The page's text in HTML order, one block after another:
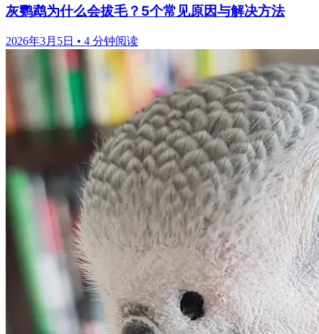
灰鹦鹉为什么会拔毛？5个常见原因与解决方法
2026年3月5日 • 4 分钟阅读